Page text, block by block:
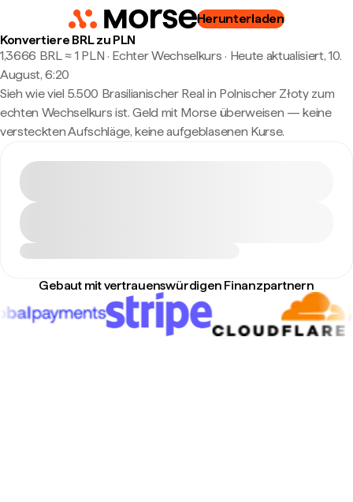
Herunterladen
Konvertiere BRL zu PLN
1,3666 BRL ≈ 1 PLN · Echter Wechselkurs · Heute aktualisiert, 10.
August, 6:20
Sieh wie viel 5.500 Brasilianischer Real in Polnischer Złoty zum
echten Wechselkurs ist. Geld mit Morse überweisen — keine
versteckten Aufschläge, keine aufgeblasenen Kurse.
Gebaut mit vertrauenswürdigen Finanzpartnern